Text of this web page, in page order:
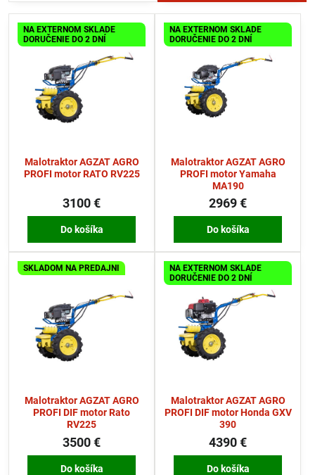
NA EXTERNOM SKLADE
DORUČENIE DO 2 DNÍ
Malotraktor AGZAT AGRO
PROFI motor RATO RV225
3100 €
Do košíka
NA EXTERNOM SKLADE
DORUČENIE DO 2 DNÍ
Malotraktor AGZAT AGRO
PROFI motor Yamaha
MA190
2969 €
Do košíka
SKLADOM NA PREDAJNI
Malotraktor AGZAT AGRO
PROFI DIF motor Rato
RV225
3500 €
Do košíka
NA EXTERNOM SKLADE
DORUČENIE DO 2 DNÍ
Malotraktor AGZAT AGRO
PROFI DIF motor Honda GXV
390
4390 €
Do košíka